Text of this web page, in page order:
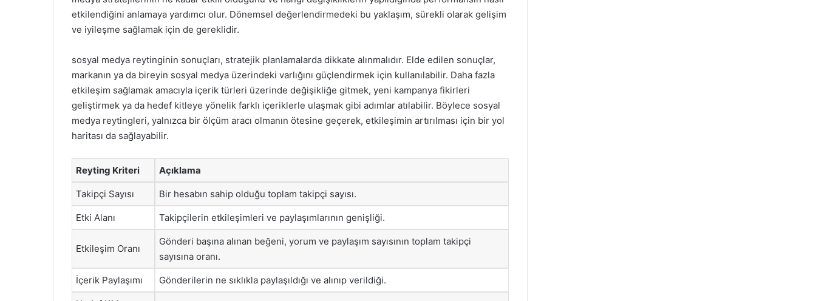
etkilendiğini anlamaya yardımcı olur. Dönemsel değerlendirmedeki bu yaklaşım, sürekli olarak gelişim
ve iyileşme sağlamak için de gereklidir.
sosyal medya reytinginin sonuçları, stratejik planlamalarda dikkate alınmalıdır. Elde edilen sonuçlar,
markanın ya da bireyin sosyal medya üzerindeki varlığını güçlendirmek için kullanılabilir. Daha fazla
etkileşim sağlamak amacıyla içerik türleri üzerinde değişikliğe gitmek, yeni kampanya fikirleri
geliştirmek ya da hedef kitleye yönelik farklı içeriklerle ulaşmak gibi adımlar atılabilir. Böylece sosyal
medya reytingleri, yalnızca bir ölçüm aracı olmanın ötesine geçerek, etkileşimin artırılması için bir yol
haritası da sağlayabilir.
Reyting Kriteri Açıklama
Takipçi Sayısı Bir hesabın sahip olduğu toplam takipçi sayısı.
Etki Alanı Takipçilerin etkileşimleri ve paylaşımlarının genişliği.
Etkileşim Oranı
Gönderi başına alınan beğeni, yorum ve paylaşım sayısının toplam takipçi
sayısına oranı.
İçerik Paylaşımı Gönderilerin ne sıklıkla paylaşıldığı ve alınıp verildiği.